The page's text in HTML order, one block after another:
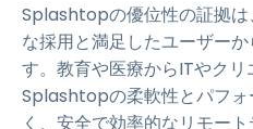
Splashtopの優位性の証拠は
な採用と満足したユーザー
す。教育や医療からITやクリ
Splashtopの柔軟性とパフォ
く、安全で効率的なリモー